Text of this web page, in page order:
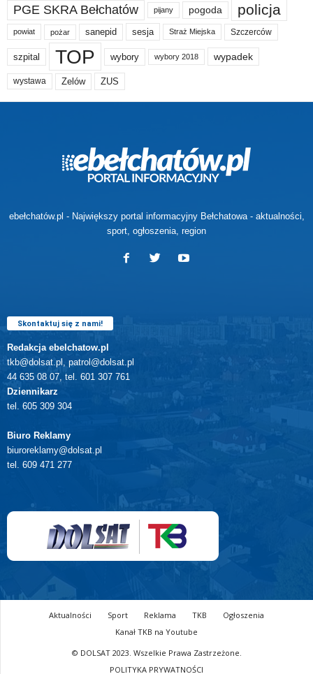
PGE SKRA Bełchatów pijany pogoda policja
powiat pożar sanepid sesja Straż Miejska Szczerców
szpital TOP wybory wybory 2018 wypadek
wystawa Zelów ZUS
ebełchatów.pl - Największy portal informacyjny Bełchatowa - aktualności,
sport, ogłoszenia, region
Skontaktuj się z nami!
Redakcja ebelchatow.pl
tkb@dolsat.pl, patrol@dolsat.pl
44 635 08 07, tel. 601 307 761
Dziennikarz
tel. 605 309 304
Biuro Reklamy
biuroreklamy@dolsat.pl
tel. 609 471 277
Aktualności Sport Reklama TKB
Ogłoszenia
Kanał TKB na Youtube
© DOLSAT 2023. Wszelkie Prawa Zastrzeżone.
POLITYKA PRYWATNOŚCI